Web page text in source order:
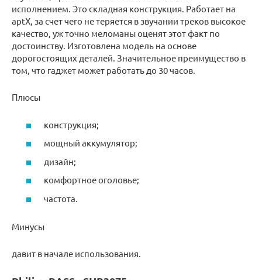
исполнением. Это складная конструкция. Работает на
aptX, за счет чего не теряется в звучании треков высокое
качество, уж точно меломаны оценят этот факт по
достоинству. Изготовлена модель на основе
дорогостоящих деталей. Значительное преимущество в
том, что гаджет может работать до 30 часов.
Плюсы
конструкция;
мощный аккумулятор;
дизайн;
комфортное оголовье;
частота.
Минусы
давит в начале использования.